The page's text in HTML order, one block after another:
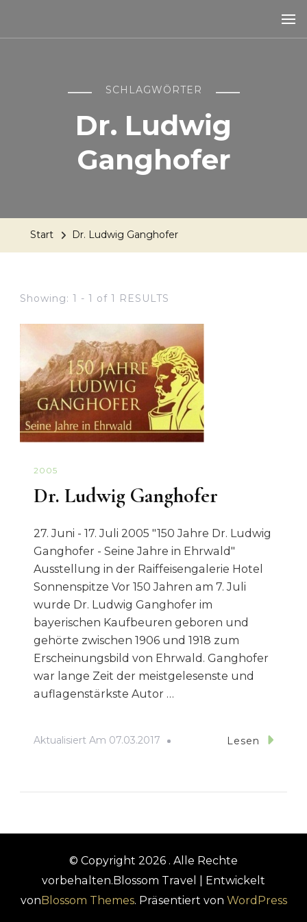
SCHLAGWÖRTER
Dr. Ludwig
Ganghofer
Start Dr. Ludwig Ganghofer
Showing: 1 - 1 of 1 RESULTS
2005
Dr. Ludwig Ganghofer
27. Juni - 17. Juli 2005 "150 Jahre Dr. Ludwig
Ganghofer - Seine Jahre in Ehrwald"
Ausstellung in der Raiffeisengalerie Hotel
Sonnenspitze Vor 150 Jahren am 7. Juli
wurde Dr. Ludwig Ganghofer im
bayerischen Kaufbeuren geboren und
gehörte zwischen 1906 und 1918 zum
Erscheinungsbild von Ehrwald. Ganghofer
war lange Zeit der meistgelesenste und
auflagenstärkste Autor …
Aktualisiert Am 07.03.2017 Lesen
© Copyright 2026 . Alle Rechte
vorbehalten. Blossom Travel | Entwickelt
von Blossom Themes. Präsentiert von WordPress